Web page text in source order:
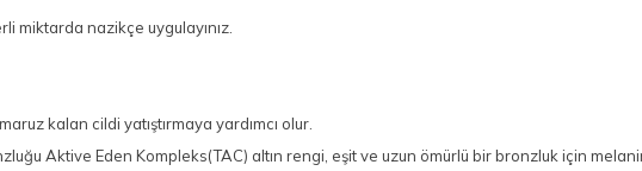
miktarda nazikçe uygulayınız.
kalan cildi yatıştırmaya yardımcı olur.
Aktive Eden Kompleks(TAC) altın rengi, eşit ve uzun ömürlü bir bronzluk için